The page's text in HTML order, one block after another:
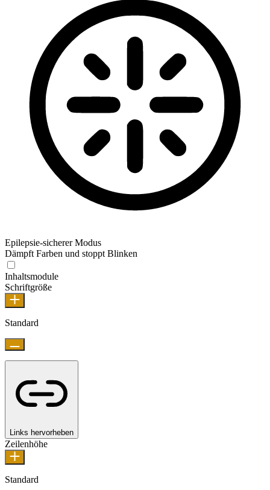
Epilepsie-sicherer Modus
Dämpft Farben und stoppt Blinken
Inhaltsmodule
Schriftgröße
Standard
Links hervorheben
Zeilenhöhe
Standard